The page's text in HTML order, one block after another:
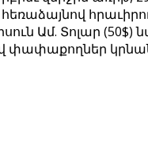
Ամ. Տոլար (50$)
փափաքողներ